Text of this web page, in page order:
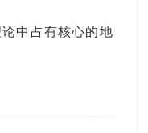
中占有核心的地